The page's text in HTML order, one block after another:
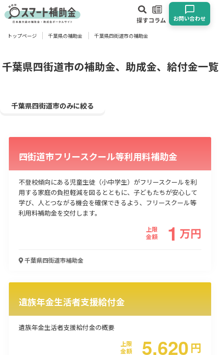
探すコラム お問い合わせ
対象
業種
物流・運輸業 製造業 情報通信業 卸売･小売業
飲食業
建設･不動産業
サービス業 医療･福祉 農業･林業
漁業
宿泊･旅館業
その他
人材採用・雇用
人材育成・福利厚生
起業・創業
事業承継 災害・被災者支援
コロナ関連
トップページ 千葉県の補助金 千葉県四街道市の補助金
千葉県四街道市の補助金、助成金、給付金一覧
千葉県四街道市のみに絞る
四街道市フリースクール等利用料補助金
不登校傾向にある児童生徒（小中学生）がフリースクールを利
用する家庭の負担軽減を図るとともに、子どもたちが安心して
学び、人とつながる機会を確保できるよう、フリースクール等
利用料補助金を交付します。
上限
金額
1 万円
千葉県四街道市補助金
遺族年金生活者支援給付金
遺族年金生活者支援給付金の概要
上限
金額
5,620円